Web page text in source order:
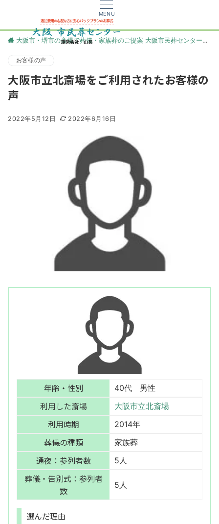
MENU
大阪市・堺市の斎場で葬儀・家族葬のご提案 大阪市民葬センター
お客様の声
大阪市立北斎場をご利用されたお客様の
声
2022年5月12日 2022年6月16日
年齢・性別 40代 男性
利用した斎場 大阪市立北斎場
利用時期 2014年
葬儀の種類 家族葬
通夜：参列者数 5人
葬儀・告別式：参列者
数
5人
選んだ理由